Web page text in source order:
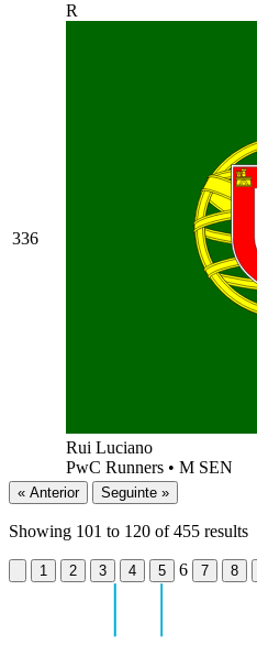
336
R
Rui Luciano
PwC Runners • M SEN
« Anterior Seguinte »
Showing 101 to 120 of 455 results
1 2 3 4 5 6 7 8